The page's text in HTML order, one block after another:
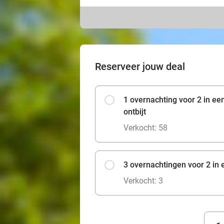
Reserveer jouw deal
1 overnachting voor 2 in
ontbijt
Verkocht: 58
3 overnachtingen voor 2 in
Verkocht: 3